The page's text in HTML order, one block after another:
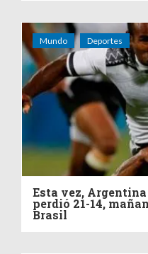
Mundo Deportes
Esta vez,
perdió 21-14,
Brasil